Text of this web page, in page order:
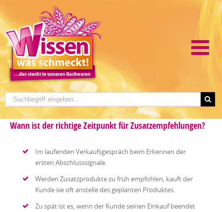
Wann ist der richtige Zeitpunkt für Zusatzempfehlungen?
Im laufenden Verkaufsgespräch beim Erkennen der
ersten Abschlusssignale.
Werden Zusatzprodukte zu früh empfohlen, kauft der
Kunde sie oft anstelle des geplanten Produktes.
Zu spät ist es, wenn der Kunde seinen Einkauf beendet